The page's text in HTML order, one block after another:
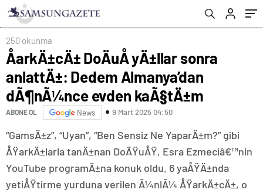
kaÃ§tÄ±m
250 okunma
ÅarkÄ±cÄ± DoÄuÅ yÄ±llar sonra
anlattÄ±: Dedem Almanya’dan
dÃ¶nÃ¼nce evden kaÃ§tÄ±m
ABONE OL News 9 Mart 2025 04:50
“GamsÄ±z”, “Uyan”, “Ben Sensiz Ne YaparÄ±m?” gibi
ÅŸarkÄ±larla tanÄ±nan DoÄŸuÅŸ, Esra Ezmeciâ€™nin
YouTube programÄ±na konuk oldu. 6 yaÅŸÄ±nda
yetiÅŸtirme yurduna verilen Ã¼nlÃ¼ ÅŸarkÄ±cÄ±, o